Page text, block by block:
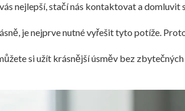
nejlepší, stačí nás kontaktovat a domluvit
je nejprve nutné vyřešit tyto potíže.
si užít krásnější úsměv bez zbytečných